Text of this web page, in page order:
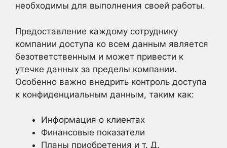
необходимы для выполнения своей работы.
Предоставление каждому сотруднику
компании доступа ко всем данным является
безответственным и может привести к
утечке данных за пределы компании.
Особенно важно внедрить контроль доступа
к конфиденциальным данным, таким как:
Информация о клиентах
Финансовые показатели
Планы приобретения и т. Д.